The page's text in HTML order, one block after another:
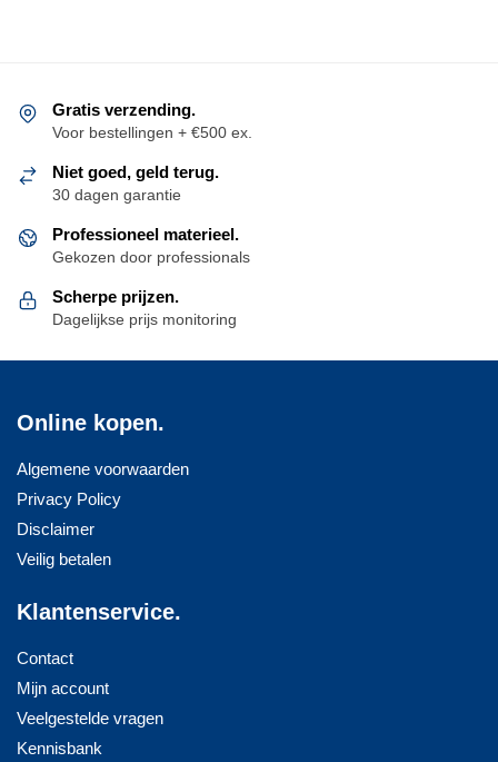
Gratis verzending.
Voor bestellingen + €500 ex.
Niet goed, geld terug.
30 dagen garantie
Professioneel materieel.
Gekozen door professionals
Scherpe prijzen.
Dagelijkse prijs monitoring
Online kopen.
Algemene voorwaarden
Privacy Policy
Disclaimer
Veilig betalen
Klantenservice.
Contact
Mijn account
Veelgestelde vragen
Kennisbank